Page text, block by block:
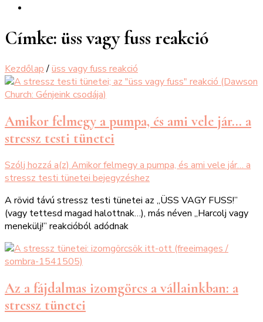
Címke: üss vagy fuss reakció
Kezdőlap /üss vagy fuss reakció
Amikor felmegy a pumpa, és ami vele jár… a
stressz testi tünetei
Szólj hozzá a(z) Amikor felmegy a pumpa, és ami vele jár… a
stressz testi tünetei bejegyzéshez
A rövid távú stressz testi tünetei az „ÜSS VAGY FUSS!”
(vagy tettesd magad halottnak…), más néven „Harcolj vagy
menekülj!” reakcióból adódnak
Az a fájdalmas izomgörcs a vállainkban: a
stressz tünetei